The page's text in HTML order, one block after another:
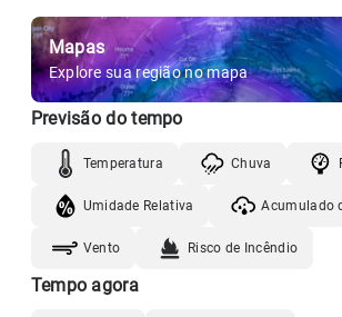
Mapas
Explore sua região no mapa
Previsão do tempo
Temperatura Chuva
Umidade Relativa Acumulado
Vento Risco de Incêndio
Tempo agora